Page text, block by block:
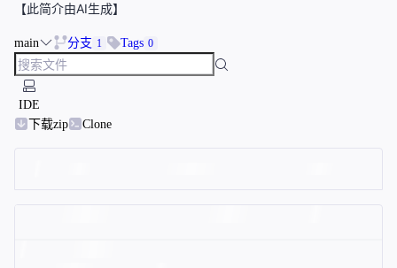
【此简介由AI生成】
main 分支 1 Tags 0
IDE
下载zip
Clone